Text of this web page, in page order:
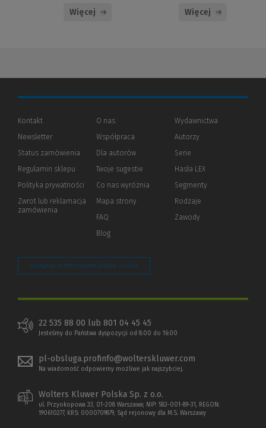
Więcej Więcej
Kontakt
Newsletter
Status zamówienia
Regulamin sklepu
Polityka prywatności (Nowe
(Link
innej
Zwrot lub reklamacja
zamówienia
O nas
Współpraca
Dla autorów(Nowe
(Link
innej
strony)
Twoje sugestie
Co nas wyróżnia
Mapa strony
FAQ
Blog
Wydawnictwa
Autorzy
Serie
Hasła LEX
Segmenty
Rodzaje
Zawody
Zarządzaj preferencjami plików cookie
22 535 88 00 lub 801 04 45 45
Jesteśmy do Państwa dyspozycji od 8:00 do 16:00
pl-obsluga.profinfo@wolterskluwer.com
Na wiadomość odpowiemy możliwe jak najszybciej.
Wolters Kluwer Polska Sp. z o.o.
ul. Przyokopowa 33, 01-208 Warszawa; NIP: 583-001-89-31, REGON:
190610277, KRS: 0000709879, Sąd rejonowy dla M.S. Warszawy